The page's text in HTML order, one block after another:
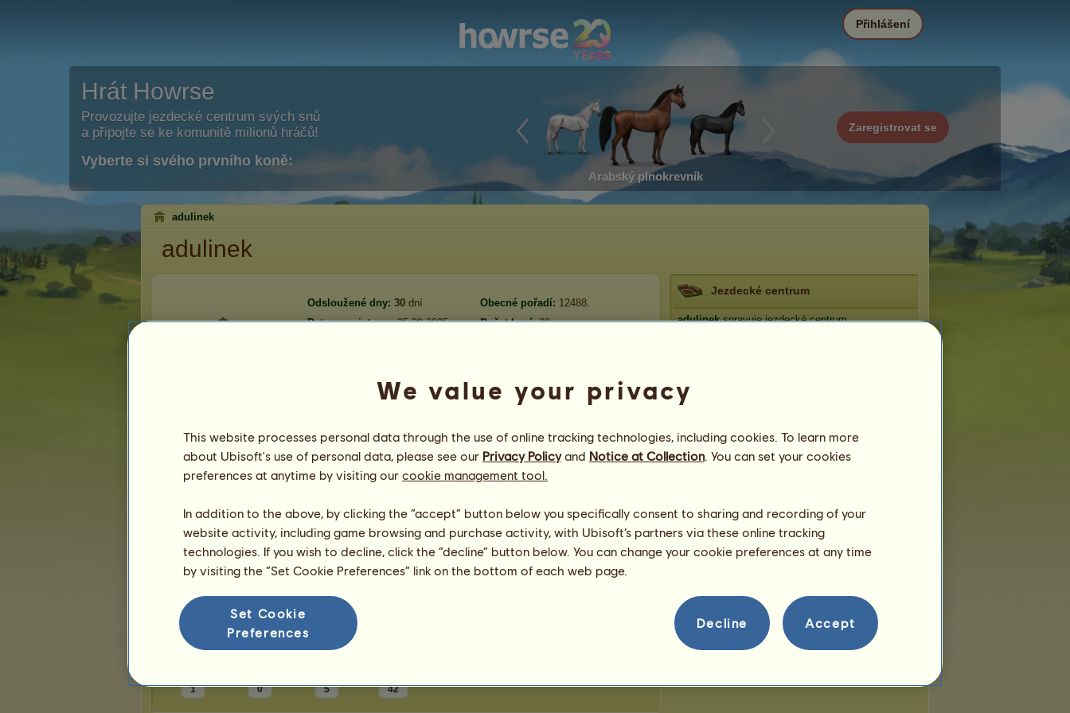
Hrát Howrse
Provozujte jezdecké centrum svých snů
a připojte se ke komunitě milionů hráčů!
Vyberte si svého prvního koně:
Arabský plnokrevník
Zaregistrovat se
Přihlášení
adulinek
adulinek
Odsloužené dny: 30 dní Obecné pořadí: 12488.
Datum registrace: 25.09.2025 Počet koní: 30
adulinekmá2přátele:
Cordoba
Počet gratulací proadulinek-9, včetně
nedávných:
Calli
před 244 dní
Cordoba
před 273 dní
Dami79
před 273 dní
adell.666
před 273 dní
1 0 5 42
Jezdecké centrum
adulinekspravuje jezdecké centrum
We value your privacy
This website processes personal data through the use of online tracking technologies, including cookies. To learn more
about Ubisoft's use of personal data, please see our Privacy Policyand Notice at Collection. You can set your cookies
preferences at anytime by visiting our cookie management tool.
In addition to the above, by clicking the “accept” button below you specifically consent to sharing and recording of your
website activity, including game browsing and purchase activity, with Ubisoft’s partners via these online tracking
technologies. If you wish to decline, click the “decline” button below. You can change your cookie preferences at any time
by visiting the “Set Cookie Preferences” link on the bottom of each web page.
Set Cookie
Preferences
Decline Accept